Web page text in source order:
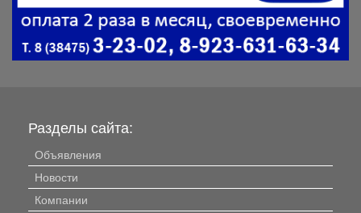
Разделы сайта:
Объявления
Новости
Компании